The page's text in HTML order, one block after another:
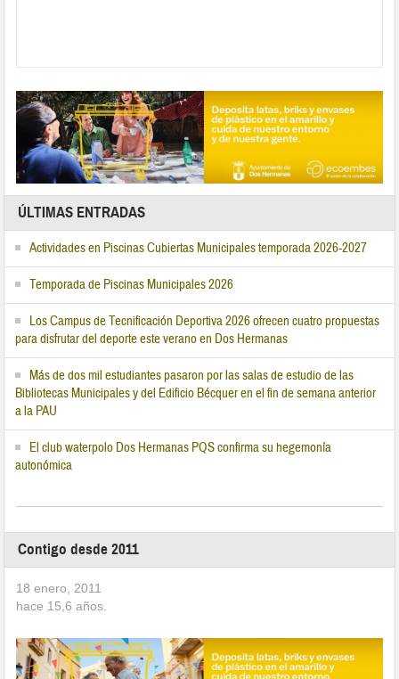
ÚLTIMAS ENTRADAS
Actividades en Piscinas Cubiertas Municipales temporada 2026-2027
Temporada de Piscinas Municipales 2026
Los Campus de Tecnificación Deportiva 2026 ofrecen cuatro propuestas
para disfrutar del deporte este verano en Dos Hermanas
Más de dos mil estudiantes pasaron por las salas de estudio de las
Bibliotecas Municipales y del Edificio Bécquer en el fin de semana anterior
a la PAU
El club waterpolo Dos Hermanas PQS confirma su hegemonía
autonómica
Contigo desde 2011
18 enero, 2011
hace 15,6 años.